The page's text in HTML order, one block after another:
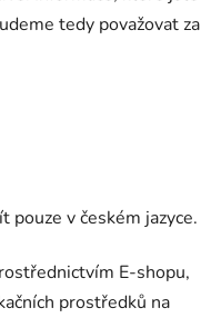
tedy považovat za
pouze v českém jazyce.
E-shopu,
prostředků na